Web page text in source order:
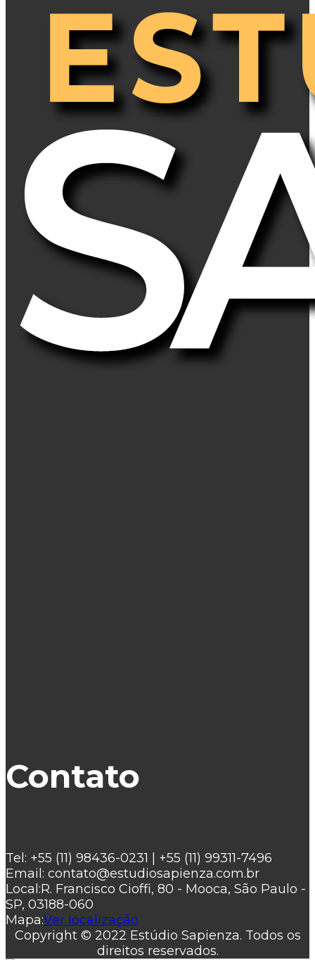
Contato
Tel: +55 (11) 98436-0231 | +55 (11) 99311-7496
Email: contato@estudiosapienza.com.br
Local:R. Francisco Cioffi, 80 - Mooca, São Paulo -
SP, 03188-060
Mapa:Ver localização
Copyright © 2022 Estúdio Sapienza. Todos os
direitos reservados.